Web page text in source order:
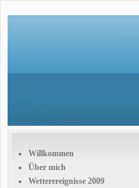
Willkommen
Über mich
Wetterereignisse 2009